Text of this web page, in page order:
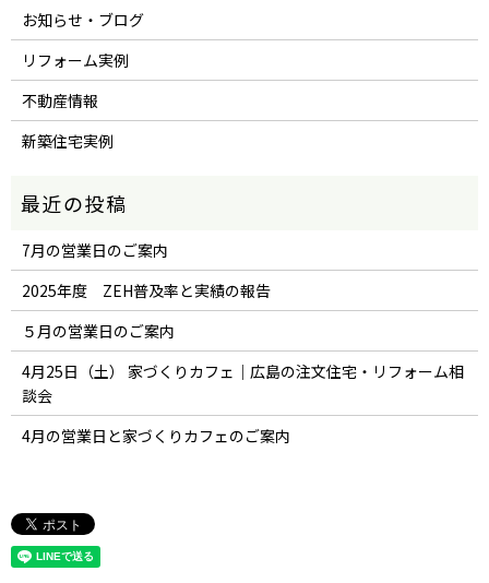
お知らせ・ブログ
リフォーム実例
不動産情報
新築住宅実例
7月の営業日のご案内
2025年度 ZEH普及率と実績の報告
５月の営業日のご案内
4月25日（土） 家づくりカフェ｜広島の注文住宅・リフォーム相
談会
4月の営業日と家づくりカフェのご案内